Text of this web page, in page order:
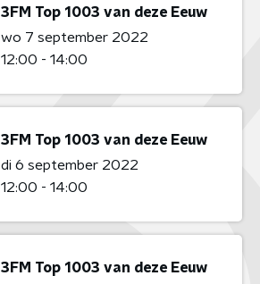
3FM Top 1003 van deze Eeuw
wo 7 september 2022
12:00 - 14:00
3FM Top 1003 van deze Eeuw
di 6 september 2022
12:00 - 14:00
3FM Top 1003 van deze Eeuw